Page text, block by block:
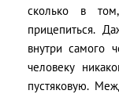
сколько в
прицепиться.
внутри самого
человеку
пустяковую.